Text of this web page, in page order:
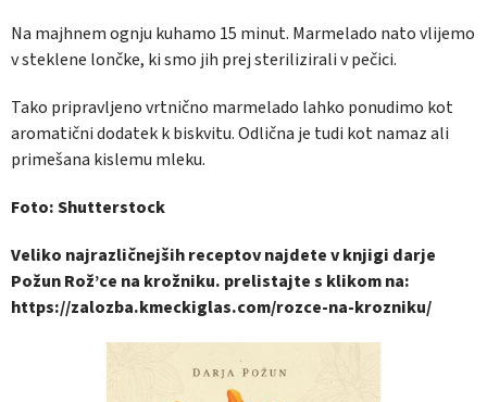
Na majhnem ognju kuhamo 15 minut. Marmelado nato vlijemo
v steklene lončke, ki smo jih prej sterilizirali v pečici.
Tako pripravljeno vrtnično marmelado lahko ponudimo kot
aromatični dodatek k biskvitu. Odlična je tudi kot namaz ali
primešana kislemu mleku.
Foto: Shutterstock
Veliko najrazličnejših receptov najdete v knjigi darje
Požun Rož’ce na krožniku. prelistajte s klikom na:
https://zalozba.kmeckiglas.com/rozce-na-krozniku/